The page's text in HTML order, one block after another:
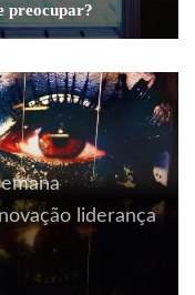
preocupar?
liderança